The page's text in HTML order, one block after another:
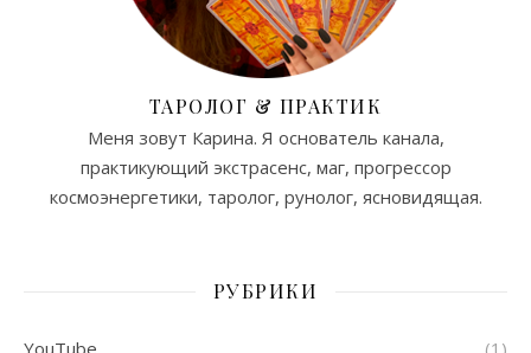
ТАРОЛОГ & ПРАКТИК
Меня зовут Карина. Я основатель канала,
практикующий экстрасенс, маг, прогрессор
космоэнергетики, таролог, рунолог, ясновидящая.
РУБРИКИ
YouTube (1)